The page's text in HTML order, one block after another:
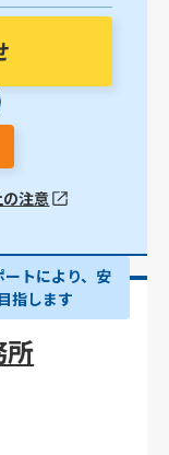
注意
ートにより、安
指します
所